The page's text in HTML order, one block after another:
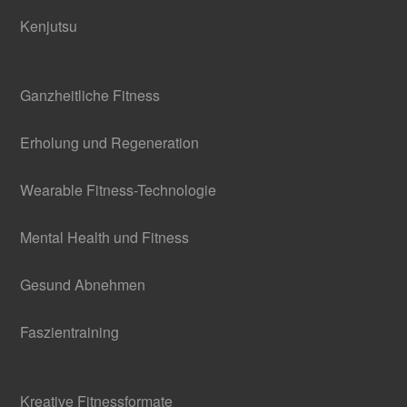
Kenjutsu
Ganzheitliche Fitness
Erholung und Regeneration
Wearable Fitness-Technologie
Mental Health und Fitness
Gesund Abnehmen
Faszientraining
Kreative Fitnessformate